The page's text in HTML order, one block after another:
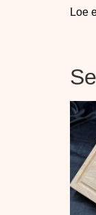
Loe